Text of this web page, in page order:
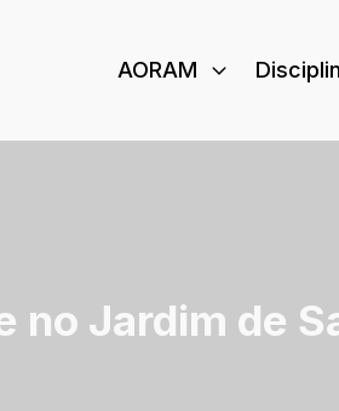
AORAM
no Jardim de